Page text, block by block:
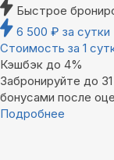
Быстрое
6 500 ₽ за сутки
Стоимость за 1
Кэшбэк до 4%
Забронируйте до
бонусами после
Подробнее